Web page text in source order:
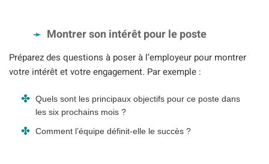
Montrer son intérêt pour le poste
Préparez des questions à poser à l’employeur pour montrer
votre intérêt et votre engagement. Par exemple :
Quels sont les principaux objectifs pour ce poste dans
les six prochains mois ?
Comment l’équipe définit-elle le succès ?